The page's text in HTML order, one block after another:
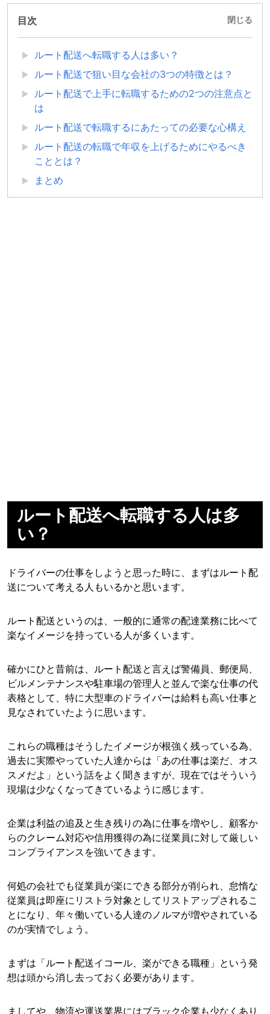
目次 閉じる
ルート配送へ転職する人は多い？
ルート配送で狙い目な会社の3つの特徴とは？
ルート配送で上手に転職するための2つの注意点と
は
ルート配送で転職するにあたっての必要な心構え
ルート配送の転職で年収を上げるためにやるべき
こととは？
まとめ
ルート配送へ転職する人は多
い？
ドライバーの仕事をしようと思った時に、まずはルート配
送について考える人もいるかと思います。
ルート配送というのは、一般的に通常の配達業務に比べて
楽なイメージを持っている人が多くいます。
確かにひと昔前は、ルート配送と言えば警備員、郵便局、
ビルメンテナンスや駐車場の管理人と並んで楽な仕事の代
表格として、特に大型車のドライバーは給料も高い仕事と
見なされていたように思います。
これらの職種はそうしたイメージが根強く残っている為、
過去に実際やっていた人達からは「あの仕事は楽だ、オス
スメだよ」という話をよく聞きますが、現在ではそういう
現場は少なくなってきているように感じます。
企業は利益の追及と生き残りの為に仕事を増やし、顧客か
らのクレーム対応や信用獲得の為に従業員に対して厳しい
コンプライアンスを強いてきます。
何処の会社でも従業員が楽にできる部分が削られ、怠惰な
従業員は即座にリストラ対象としてリストアップされるこ
とになり、年々働いている人達のノルマが増やされている
のが実情でしょう。
まずは「ルート配送イコール、楽ができる職種」という発
想は頭から消し去っておく必要があります。
ましてや、物流や運送業界にはブラック企業も少なくあり